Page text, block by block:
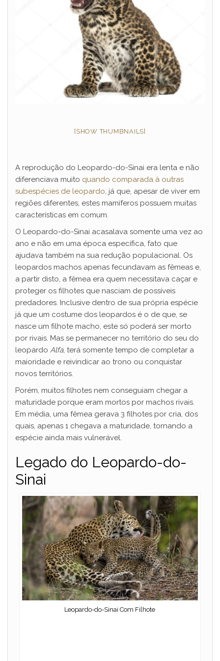
[SHOW THUMBNAILS]
A reprodução do Leopardo-do-Sinai era lenta e não
diferenciava muito quando comparada à outras
subespécies de leopardo, já que, apesar de viver em
regiões diferentes, estes mamíferos possuem muitas
características em comum.
O Leopardo-do-Sinai acasalava somente uma vez ao
ano e não em uma época específica, fato que
ajudava também na sua redução populacional. Os
leopardos machos apenas fecundavam as fêmeas e,
a partir disto, a fêmea era quem necessitava caçar e
proteger os filhotes que nasciam de possíveis
predadores. Inclusive dentro de sua própria espécie
já que um costume dos leopardos é o de que, se
nasce um filhote macho, este só poderá ser morto
por rivais. Mas se permanecer no território do seu do
leopardo Alfa, terá somente tempo de completar a
maioridade e reivindicar ao trono ou conquistar
novos territórios.
Porém, muitos filhotes nem conseguiam chegar a
maturidade porque eram mortos por machos rivais.
Em média, uma fêmea gerava 3 filhotes por cria, dos
quais, apenas 1 chegava a maturidade, tornando a
espécie ainda mais vulnerável.
Legado do Leopardo-do-
Sinai
Leopardo-do-Sinai Com Filhote